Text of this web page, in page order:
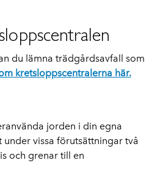
du lämna trädgårdsavfall som
kretsloppscentralerna här.
jorden i din egna
vissa förutsättningar två
och grenar till en